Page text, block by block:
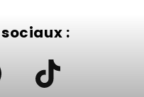
: